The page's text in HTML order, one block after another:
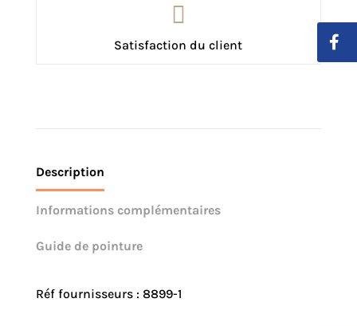

Satisfaction du client
Description
Informations complémentaires
Guide de pointure
Réf fournisseurs : 8899-1